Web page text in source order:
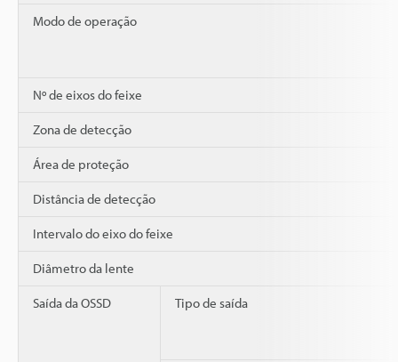
Modo de operação
Nº de eixos do feixe
Zona de detecção
Área de proteção
Distância de detecção
Intervalo do eixo do feixe
Diâmetro da lente
Saída da OSSD Tipo de saída